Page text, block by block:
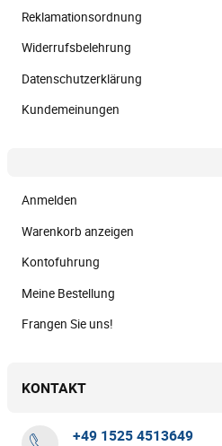
Reklamationsordnung
Widerrufsbelehrung
Datenschutzerklärung
Kundemeinungen
Anmelden
Warenkorb anzeigen
Kontofuhrung
Meine Bestellung
Frangen Sie uns!
KONTAKT
+49 1525 4513649